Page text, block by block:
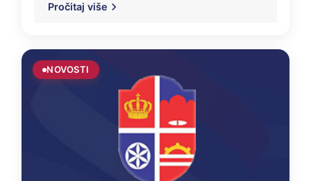
Pročitaj više
NOVOSTI